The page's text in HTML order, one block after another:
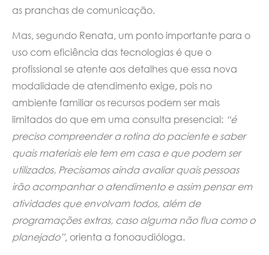
as pranchas de comunicação.
Mas, segundo Renata, um ponto importante para o
uso com eficiência das tecnologias é que o
profissional se atente aos detalhes que essa nova
modalidade de atendimento exige, pois no
ambiente familiar os recursos podem ser mais
limitados do que em uma consulta presencial: “é
preciso compreender a rotina do paciente e saber
quais materiais ele tem em casa e que podem ser
utilizados. Precisamos ainda avaliar quais pessoas
irão acompanhar o atendimento e assim pensar em
atividades que envolvam todos, além de
programações extras, caso alguma não flua como o
planejado”, orienta a fonoaudióloga.